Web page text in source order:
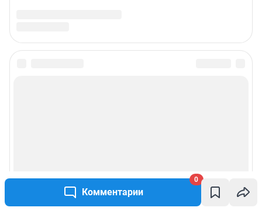
Комментарии
0